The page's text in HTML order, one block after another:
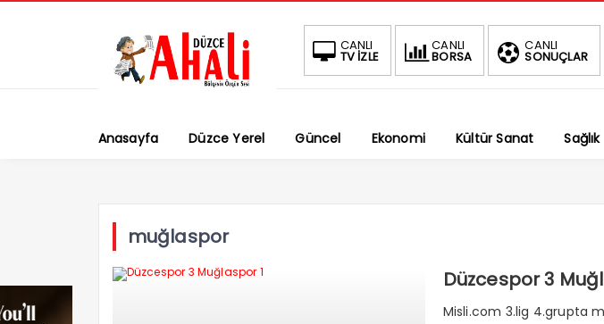
CANLI
TV İZLE
CANLI
BORSA
CANLI
SONUÇLAR
BIST
-0.34% 1.690,69
Anasayfa Düzce Yerel Güncel Ekonomi Kültür Sanat Sağlık
muğlaspor
Düzcespor 3
Misli.com 3.lig 4.grupta